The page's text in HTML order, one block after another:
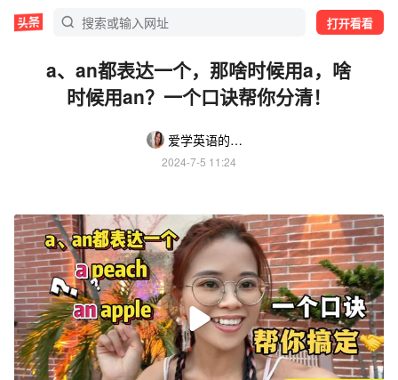
打开看看
a、an都表达一个，那啥时候用a，啥
时候用an？一个口诀帮你分清！
爱学英语的小欧同学
2024-7-5 11:24